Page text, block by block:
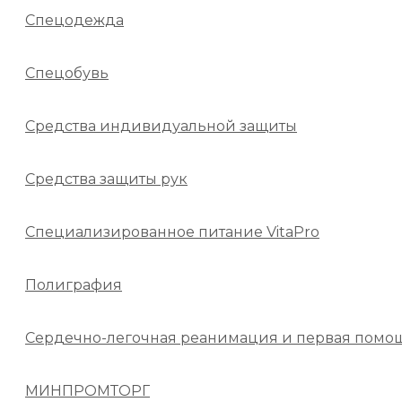
Спецодежда
Спецобувь
Средства индивидуальной защиты
Средства защиты рук
Специализированное питание VitaPro
Полиграфия
Сердечно-легочная реанимация и первая
МИНПРОМТОРГ